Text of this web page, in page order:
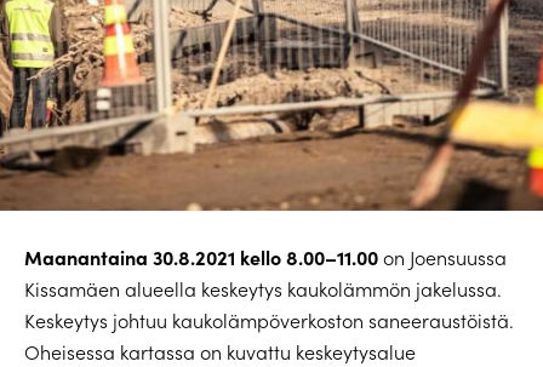
Maanantaina 30.8.2021 kello 8.00–11.00on Joensuussa
Kissamäen alueella keskeytys kaukolämmön jakelussa.
Keskeytys johtuu kaukolämpöverkoston saneeraustöistä.
Oheisessa kartassa on kuvattu keskeytysalue